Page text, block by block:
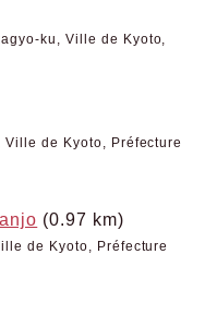
ku, Ville de Kyoto,
de Kyoto, Préfecture
(0.97 km)
de Kyoto, Préfecture